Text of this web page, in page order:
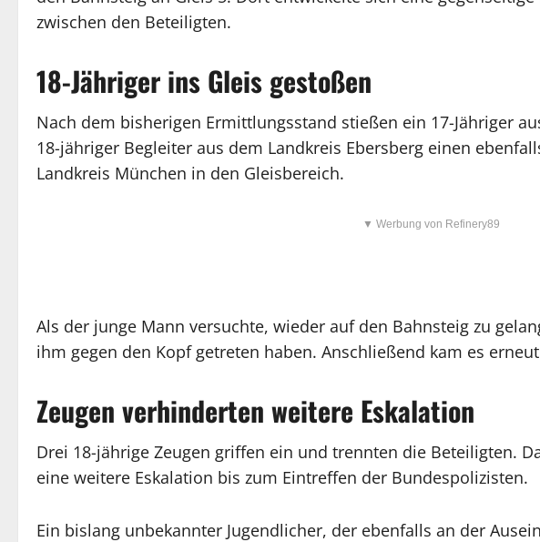
zwischen den Beteiligten.
18-Jähriger ins Gleis gestoßen
Nach dem bisherigen Ermittlungsstand stießen ein 17-Jähriger
18-jähriger Begleiter aus dem Landkreis Ebersberg einen
Landkreis München in den Gleisbereich.
▼ Werbung von Refinery89
Als der junge Mann versuchte, wieder auf den Bahnsteig zu
ihm gegen den Kopf getreten haben. Anschließend kam es
Zeugen verhinderten weitere Eskalation
Drei 18-jährige Zeugen griffen ein und trennten die Beteiligten.
eine weitere Eskalation bis zum Eintreffen der Bundespolizisten.
Ein bislang unbekannter Jugendlicher, der ebenfalls an der